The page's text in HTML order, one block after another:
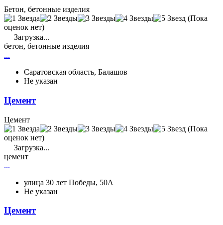
Бетон, бетонные изделия
(Пока
оценок нет)
Загрузка...
бетон, бетонные изделия
...
Саратовская область, Балашов
Не указан
Цемент
Цемент
(Пока
оценок нет)
Загрузка...
цемент
...
улица 30 лет Победы, 50А
Не указан
Цемент